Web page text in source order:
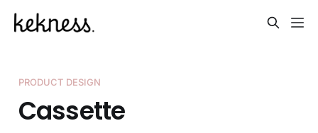
PRODUCT DESIGN
Cassette